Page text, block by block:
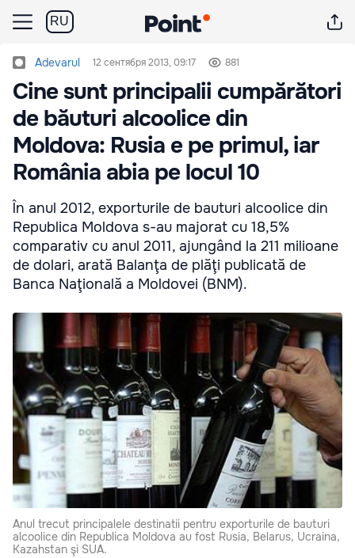
RU
Adevarul 12 сентября 2013, 09:17 881
Cine sunt principalii cumpărători
de băuturi alcoolice din
Moldova: Rusia e pe primul, iar
România abia pe locul 10
În anul 2012, exporturile de bauturi alcoolice din
Republica Moldova s-au majorat cu 18,5%
comparativ cu anul 2011, ajungând la 211 milioane
de dolari, arată Balanţa de plăţi publicată de
Banca Naţională a Moldovei (BNM).
Anul trecut principalele destinatii pentru exporturile de bauturi
alcoolice din Republica Moldova au fost Rusia, Belarus, Ucraina,
Kazahstan şi SUA.